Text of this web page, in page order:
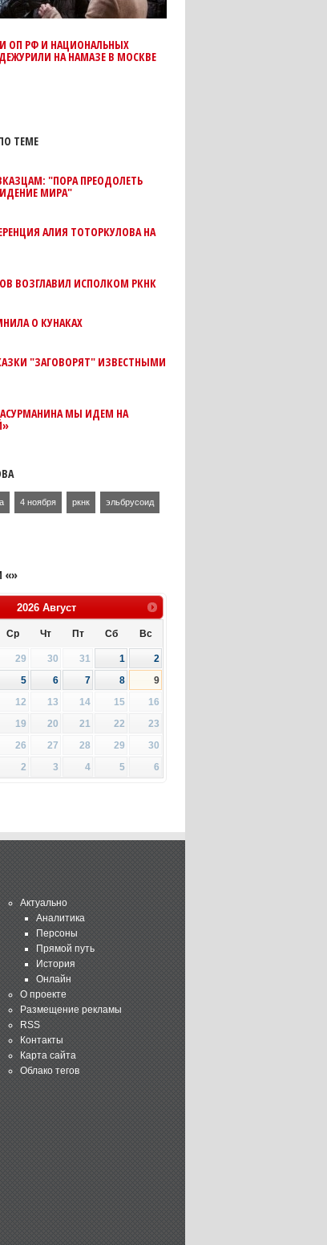
ОП РФ И НАЦИОНАЛЬНЫХ
НА НАМАЗЕ В МОСКВЕ
ТЕМЕ
"ПОРА ПРЕОДОЛЕТЬ
МИРА"
АЛИЯ ТОТОРКУЛОВА НА
ВОЗГЛАВИЛ ИСПОЛКОМ РКНК
О КУНАКАХ
"ЗАГОВОРЯТ" ИЗВЕСТНЫМИ
МЫ ИДЕМ НА
4 ноября ркнк эльбрусоид
«»
2026 Август
Ср Чт Пт Сб Вс
29 30 31 1
2
5 6 7 8
9
12 13 14 15
16
19 20 21 22
23
26 27 28 29
30
2 3 4 5 6
Актуально
Аналитика
Персоны
Прямой путь
История
Онлайн
О проекте
Размещение рекламы
RSS
Контакты
Карта сайта
Облако тегов